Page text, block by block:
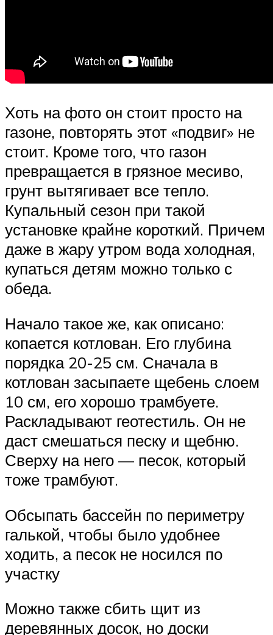
Хоть на фото он стоит просто на
газоне, повторять этот «подвиг» не
стоит. Кроме того, что газон
превращается в грязное месиво,
грунт вытягивает все тепло.
Купальный сезон при такой
установке крайне короткий. Причем
даже в жару утром вода холодная,
купаться детям можно только с
обеда.
Начало такое же, как описано:
копается котлован. Его глубина
порядка 20-25 см. Сначала в
котлован засыпаете щебень слоем
10 см, его хорошо трамбуете.
Раскладывают геотестиль. Он не
даст смешаться песку и щебню.
Сверху на него — песок, который
тоже трамбуют.
Обсыпать бассейн по периметру
галькой, чтобы было удобнее
ходить, а песок не носился по
участку
Можно также сбить щит из
деревянных досок, но доски